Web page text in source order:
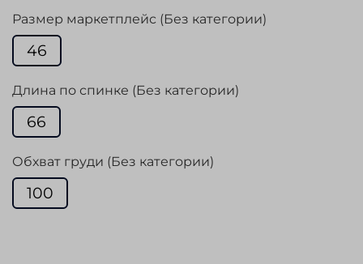
Размер маркетплейс (Без категории)
46
Длина по спинке (Без категории)
66
Обхват груди (Без категории)
100